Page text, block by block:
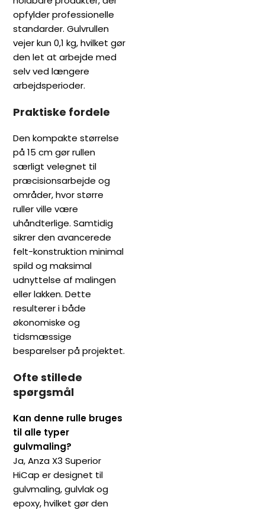
opfylder professionelle
standarder. Gulvrullen
vejer kun 0,1 kg, hvilket gør
den let at arbejde med
selv ved længere
arbejdsperioder.
Praktiske fordele
Den kompakte størrelse
på 15 cm gør rullen
særligt velegnet til
præcisionsarbejde og
områder, hvor større
ruller ville være
uhåndterlige. Samtidig
sikrer den avancerede
felt-konstruktion minimal
spild og maksimal
udnyttelse af malingen
eller lakken. Dette
resulterer i både
økonomiske og
tidsmæssige
besparelser på projektet.
Ofte stillede
spørgsmål
Kan denne rulle bruges
til alle typer
gulvmaling?
Ja, Anza X3 Superior
HiCap er designet til
gulvmaling, gulvlak og
epoxy, hvilket gør den